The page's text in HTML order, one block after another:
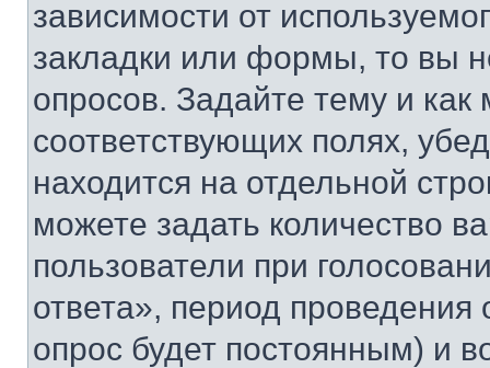
зависимости от
закладки или формы, то вы
опросов. Задайте тему и
соответствующих полях,
находится на отдельной
можете задать количество
пользователи при
ответа», период проведения
опрос будет постоянным) и